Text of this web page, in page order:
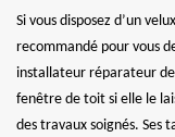
Si vous disposez d’un
recommandé pour vous
installateur réparateur
fenêtre de toit si elle le
des travaux soignés. Ses